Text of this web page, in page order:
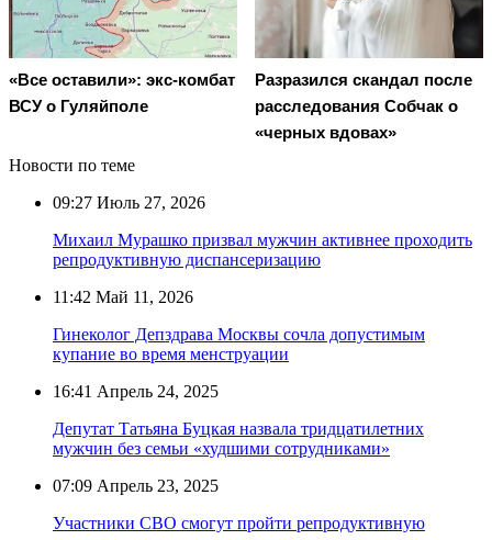
«Все оставили»: экс-комбат
ВСУ о Гуляйполе
Разразился скандал после
расследования Собчак о
«черных вдовах»
Новости по теме
09:27 Июль 27, 2026
Михаил Мурашко призвал мужчин активнее проходить
репродуктивную диспансеризацию
11:42 Май 11, 2026
Гинеколог Депздрава Москвы сочла допустимым
купание во время менструации
16:41 Апрель 24, 2025
Депутат Татьяна Буцкая назвала тридцатилетних
мужчин без семьи «худшими сотрудниками»
07:09 Апрель 23, 2025
Участники СВО смогут пройти репродуктивную